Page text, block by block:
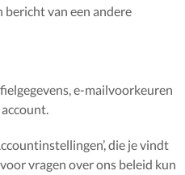
bericht van een andere
e-mailvoorkeuren
die je vindt
vragen over ons beleid kun